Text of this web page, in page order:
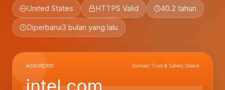
United States HTTPS Valid 40.2 tahun
Diperbarui3 bulan yang lalu